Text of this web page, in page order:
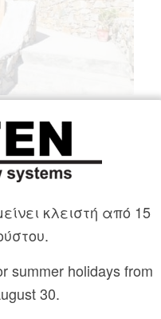
με ξύλινα
κλειστή από 15
summer holidays from
30.